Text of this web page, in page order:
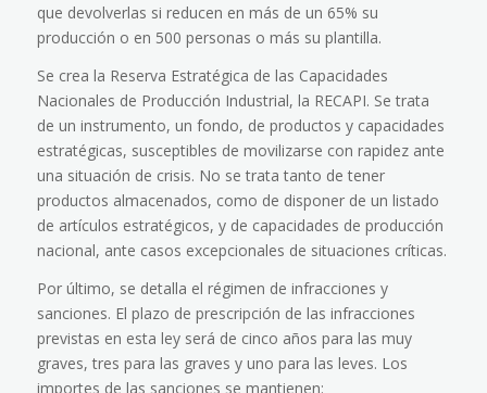
que devolverlas si reducen en más de un 65% su
producción o en 500 personas o más su plantilla.
Se crea la Reserva Estratégica de las Capacidades
Nacionales de Producción Industrial, la RECAPI. Se trata
de un instrumento, un fondo, de productos y capacidades
estratégicas, susceptibles de movilizarse con rapidez ante
una situación de crisis. No se trata tanto de tener
productos almacenados, como de disponer de un listado
de artículos estratégicos, y de capacidades de producción
nacional, ante casos excepcionales de situaciones críticas.
Por último, se detalla el régimen de infracciones y
sanciones. El plazo de prescripción de las infracciones
previstas en esta ley será de cinco años para las muy
graves, tres para las graves y uno para las leves. Los
importes de las sanciones se mantienen: